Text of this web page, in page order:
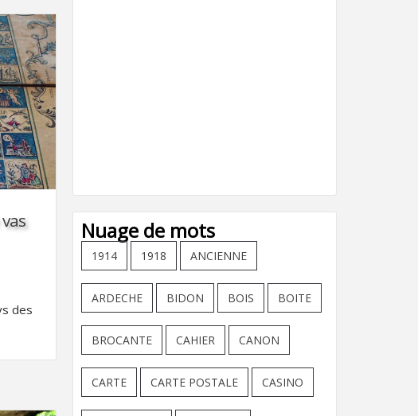
des
Nuage de mots
1914 1918 ANCIENNE
ARDECHE BIDON BOIS BOITE
BROCANTE CAHIER CANON
CARTE CARTE POSTALE CASINO